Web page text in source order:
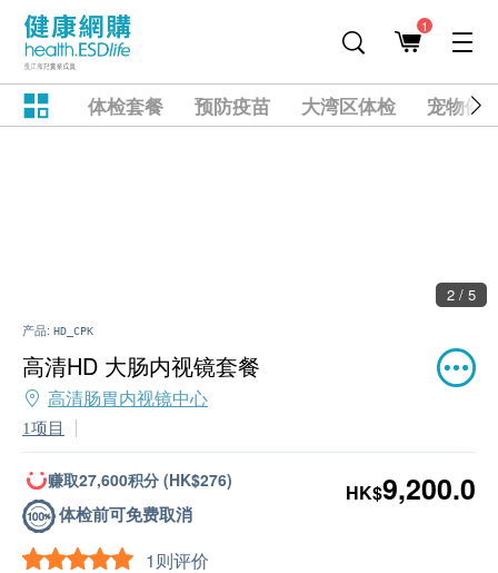
1
体检套餐 预防疫苗 大湾区体检 宠物健
2 / 5
产品: HD_CPK
高清HD 大肠内视镜套餐
高清肠胃内视镜中心
1项目
赚取27,600积分 (HK$276)
体检前可免费取消
1则评价
HK$9,200.0